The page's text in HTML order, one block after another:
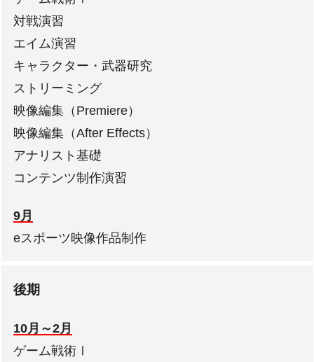
対戦演習
エイム演習
キャラクター・武器研究
ストリーミング
映像編集（Premiere）
映像編集（After Effects）
アナリスト基礎
コンテンツ制作演習
9月
eスポーツ映像作品制作
後期
10月～2月
ゲーム戦術Ⅰ